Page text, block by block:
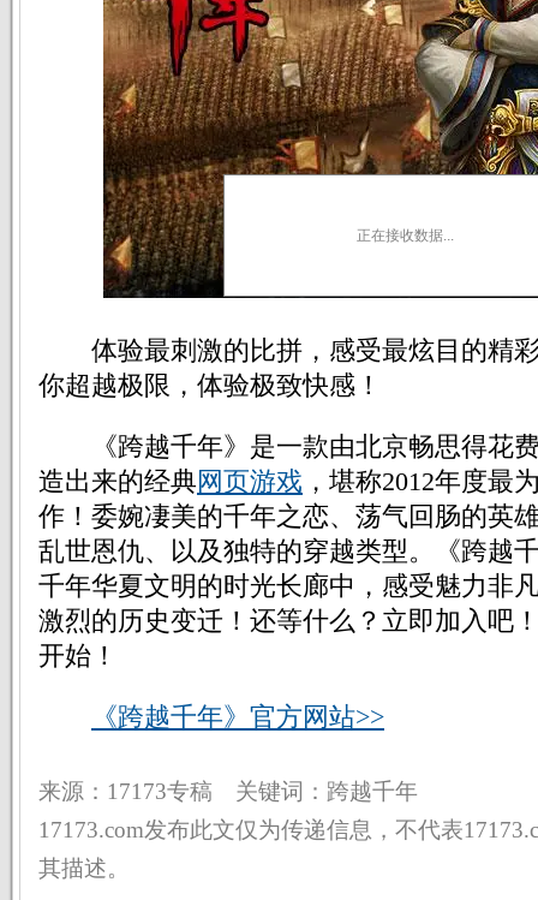
体验最刺激的比拼，感受最炫目的精
你超越极限，体验极致快感！
《跨越千年》是一款由北京畅思得花
造出来的经典网页游戏 ，堪称2012年度最
作！委婉凄美的千年之恋、荡气回肠的英
乱世恩仇、以及独特的穿越类型。《跨越
千年华夏文明的时光长廊中，感受魅力非
激烈的历史变迁！还等什么？立即加入吧
开始！
《跨越千年》官方网站>>
来源：17173专稿 关键词：跨越千年
17173.com发布此文仅为传递信息，不代表
其描述。
正在接收数据...